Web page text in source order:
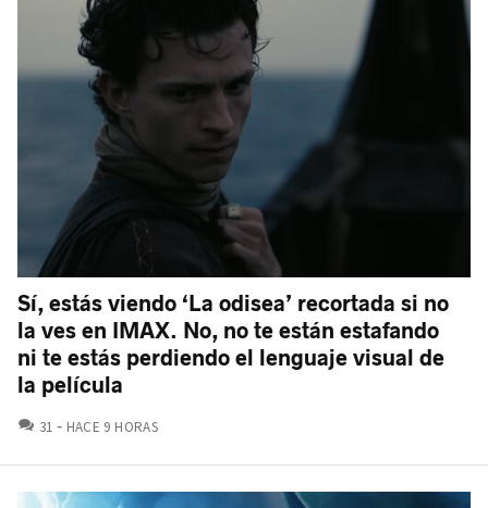
Sí, estás viendo ‘La odisea’ recortada si no
la ves en IMAX. No, no te están estafando
ni te estás perdiendo el lenguaje visual de
la película
31 COMENTARIOS
HACE 9 HORAS